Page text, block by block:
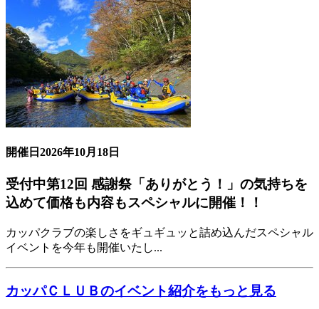
開催日 2026年10月18日
受付中第12回 感謝祭「ありがとう！」の気持ちを
込めて価格も内容もスペシャルに開催！！
カッパクラブの楽しさをギュギュッと詰め込んだスペシャル
イベントを今年も開催いたし...
カッパＣＬＵＢのイベント紹介をもっと見る